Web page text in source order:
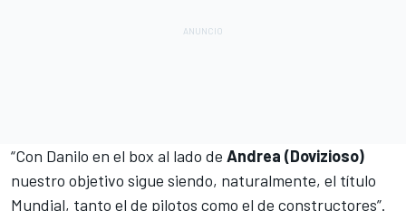
“Con Danilo en el box al lado de Andrea (Dovizioso)
nuestro objetivo sigue siendo, naturalmente, el título
Mundial, tanto el de pilotos como el de constructores”.